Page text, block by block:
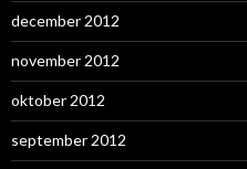
december 2012
november 2012
oktober 2012
september 2012